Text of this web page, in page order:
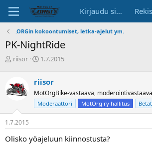
Kirjaudu sisään
.ORGin kokoontumiset, letka-ajelut ym.
PK-NightRide
K
k
u
t
e
l
u
riisor
A
i
t
u
s
ä
i
1.7.2015
riisor
MotOrgBike-vastaava, moderointivastaava
Moderaattori
MotOrg ry hallitus
1.7.2015
Olisko yöajeluun kiinnostusta?